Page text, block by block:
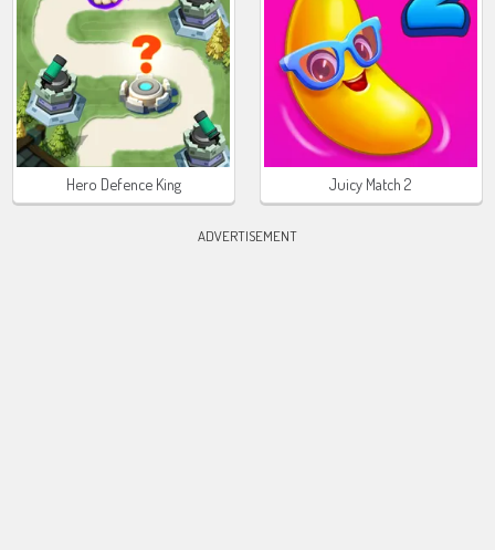
Hero Defence King Juicy Match 2
ADVERTISEMENT